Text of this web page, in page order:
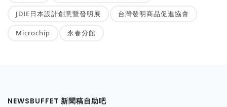
JDIE日本設計創意暨發明展 台灣發明商品促進協會
Microchip 永春分館
NEWSBUFFET 新聞稿自助吧